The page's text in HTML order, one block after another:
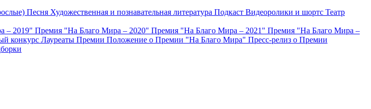
Песня Художественная и познавательная литература Подкаст Видеоролики и шортс Театр
– 2019" Премия "На Благо Мира – 2020" Премия "На Благо Мира – 2021" Премия "На Благо Мира –
конкурс Лауреаты Премии Положение о Премии "На Благо Мира" Пресс-релиз о Премии